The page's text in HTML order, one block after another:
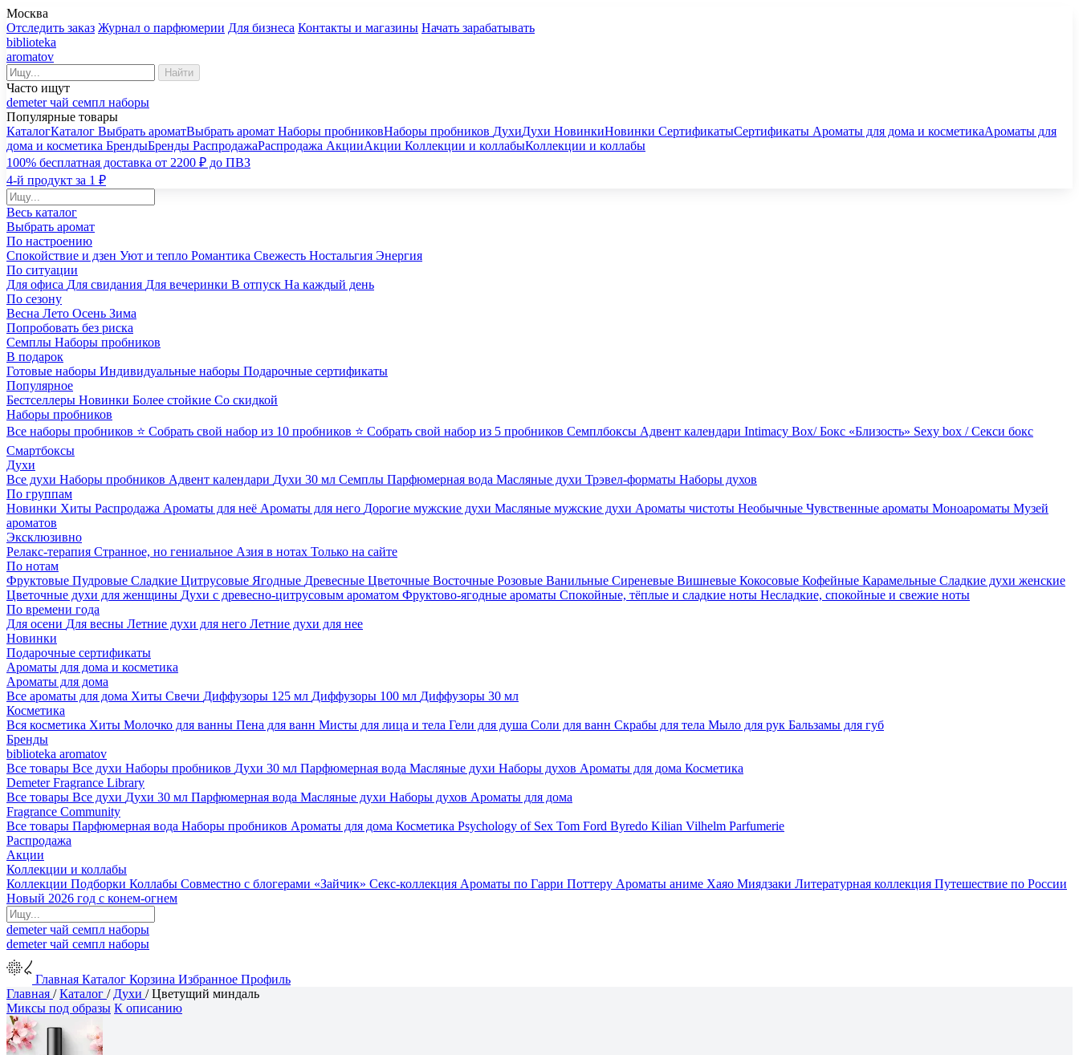
Москва
Отследить заказ Журнал о парфюмерии Для бизнеса Контакты и магазины Начать зарабатывать
biblioteka
aromatov
Найти
Часто ищут
demeterчай семпл наборы
Популярные товары
КаталогКаталог Выбрать ароматВыбрать аромат Наборы пробниковНаборы пробников ДухиДухи НовинкиНовинки СертификатыСертификаты Ароматы для дома и косметикаАроматы для
дома и косметика БрендыБренды РаспродажаРаспродажа АкцииАкции Коллекции и коллабыКоллекции и коллабы
100% бесплатная доставка от 2200 ₽ до ПВЗ
4-й продукт за 1 ₽
Весь каталог
Выбрать аромат
По настроению
Спокойствие и дзен Уют и тепло Романтика Свежесть Ностальгия Энергия
По ситуации
Для офиса Для свидания Для вечеринки В отпуск На каждый день
По сезону
Весна Лето Осень Зима
Попробовать без риска
Семплы Наборы пробников
В подарок
Готовые наборы Индивидуальные наборы Подарочные сертификаты
Популярное
Бестселлеры Новинки Более стойкие Со скидкой
Наборы пробников
Все наборы пробников ⭐ Собрать свой набор из 10 пробников ⭐ Собрать свой набор из 5 пробников Семплбоксы Адвент календари Intimacy Box/ Бокс «Близость» Sexy box / Секси бокс
Смартбоксы
Духи
Все духи Наборы пробников Адвент календари Духи 30 мл Семплы Парфюмерная вода Масляные духи Трэвел-форматы Наборы духов
По группам
Новинки Хиты Распродажа Ароматы для неё Ароматы для него Дорогие мужские духи Масляные мужские духи Ароматы чистоты Необычные Чувственные ароматы Моноароматы Музей
ароматов
Эксклюзивно
Релакс-терапия Странное, но гениальное Азия в нотах Только на сайте
По нотам
Фруктовые Пудровые Сладкие Цитрусовые Ягодные Древесные Цветочные Восточные Розовые Ванильные Сиреневые Вишневые Кокосовые Кофейные Карамельные Сладкие духи женские
Цветочные духи для женщины Духи с древесно-цитрусовым ароматом Фруктово-ягодные ароматы Спокойные, тёплые и сладкие ноты Несладкие, спокойные и свежие ноты
По времени года
Для осени Для весны Летние духи для него Летние духи для нее
Новинки
Подарочные сертификаты
Ароматы для дома и косметика
Ароматы для дома
Все ароматы для дома Хиты Свечи Диффузоры 125 мл Диффузоры 100 мл Диффузоры 30 мл
Косметика
Вся косметика Хиты Молочко для ванны Пена для ванн Мисты для лица и тела Гели для душа Соли для ванн Скрабы для тела Мыло для рук Бальзамы для губ
Бренды
biblioteka aromatov
Все товары Все духи Наборы пробников Духи 30 мл Парфюмерная вода Масляные духи Наборы духов Ароматы для дома Косметика
Demeter Fragrance Library
Все товары Все духи Духи 30 мл Парфюмерная вода Масляные духи Наборы духов Ароматы для дома
Fragrance Community
Все товары Парфюмерная вода Наборы пробников Ароматы для дома Косметика Psychology of Sex Tom Ford Byredo Kilian Vilhelm Parfumerie
Распродажа
Акции
Коллекции и коллабы
Коллекции Подборки Коллабы Совместно с блогерами «Зайчик» Секс-коллекция Ароматы по Гарри Поттеру Ароматы аниме Хаяо Миядзаки Литературная коллекция Путешествие по России
Новый 2026 год с конем-огнем
demeterчай семпл наборы
demeterчай семпл наборы
Главная Каталог Корзина Избранное Профиль
Главная /Каталог / Духи /Цветущий миндаль
Миксы под образы К описанию